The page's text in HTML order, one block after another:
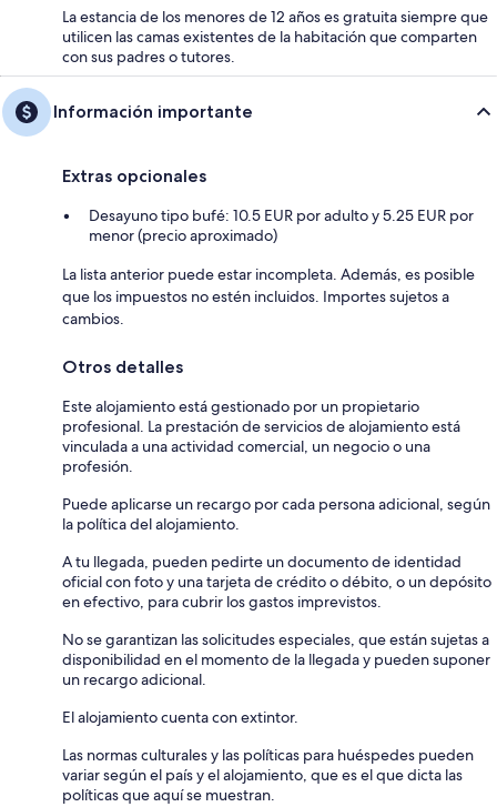
La estancia de los menores de 12 años es gratuita siempre que
utilicen las camas existentes de la habitación que comparten
con sus padres o tutores.
Información importante
Extras opcionales
Desayuno tipo bufé: 10.5 EUR por adulto y 5.25 EUR por
menor (precio aproximado)
La lista anterior puede estar incompleta. Además, es posible
que los impuestos no estén incluidos. Importes sujetos a
cambios.
Otros detalles
Este alojamiento está gestionado por un propietario
profesional. La prestación de servicios de alojamiento está
vinculada a una actividad comercial, un negocio o una
profesión.
Puede aplicarse un recargo por cada persona adicional, según
la política del alojamiento.
A tu llegada, pueden pedirte un documento de identidad
oficial con foto y una tarjeta de crédito o débito, o un depósito
en efectivo, para cubrir los gastos imprevistos.
No se garantizan las solicitudes especiales, que están sujetas a
disponibilidad en el momento de la llegada y pueden suponer
un recargo adicional.
El alojamiento cuenta con extintor.
Las normas culturales y las políticas para huéspedes pueden
variar según el país y el alojamiento, que es el que dicta las
políticas que aquí se muestran.